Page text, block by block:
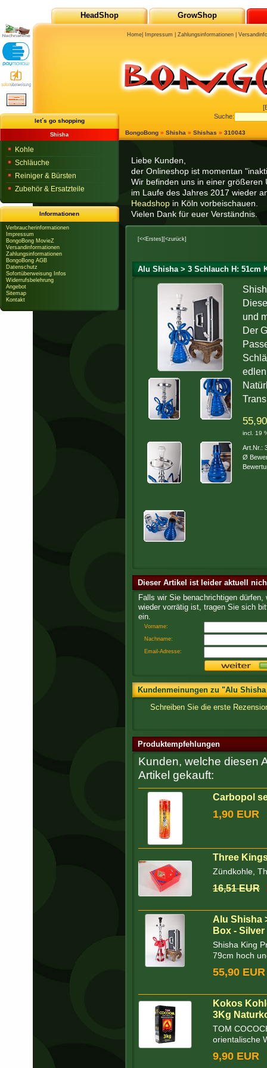
Liebe Kunden,
der Onlineshop ist momentan
Wir befinden uns in einer größeren
im Laufe des Jahres 2017 wieder
Headshop in Köln vorbeischauen.
Vielen Dank für euer Verständnis.
[<<Erstes] [<zurück]
Alu Shisha > 3 Schlauch H: 51cm
und
Der
incl. 19
Art.Nr.:
Ø
Dieser Artikel ist leider aktuell
Falls wir Sie benachrichtigen dürfen,
wieder vorrätig ist, tragen Sie sich
ein.
Vorname:
Nachname:
Email-Adresse:
Kundenmeinungen zu "Alu
Schreiben Sie die erste
Produktempfehlungen
Kunden, welche diesen
Artikel gekauft:
Carbopol
1,90 EUR
Three
Zündkohle,
16,51 EUR
Alu Shisha
Box - Silver
Shisha King
79cm hoch
55,90 EUR
Kokos
3Kg
TOM
orientalische
9,90 EUR
BongoBong » Shisha » Shishas » 310043
let´s go shopping
Shisha
Kohle
Schläuche
Reiniger & Bürsten
Zubehör & Ersatzteile
Informationen
Verbraucherinformationen
Impressum
BongoBong MovieZ
Versandinformationen
Zahlungsinformationen
BongoBong AGB
Datenschutz
Sofortüberweisung Infos
Widerrufsbelehrung
Angebot
Sitemap
Kontakt
HeadShop GrowShop
Suche:
Home Impressum |Zahlungsinformationen |